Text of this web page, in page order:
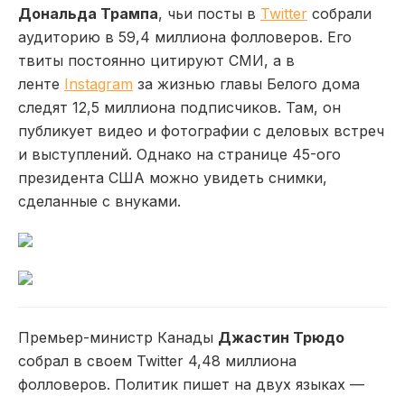
Дональда Трампа, чьи посты в Twitter собрали
аудиторию в 59,4 миллиона фолловеров. Его
твиты постоянно цитируют СМИ, а в
ленте Instagram за жизнью главы Белого дома
следят 12,5 миллиона подписчиков. Там, он
публикует видео и фотографии с деловых встреч
и выступлений. Однако на странице 45-ого
президента США можно увидеть снимки,
сделанные с внуками.
Премьер-министр Канады Джастин Трюдо
собрал в своем Twitter 4,48 миллиона
фолловеров. Политик пишет на двух языках —